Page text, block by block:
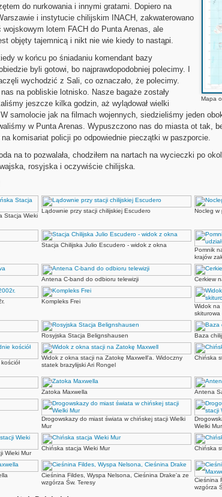
Mapa
do nurkowania i innymi gratami. Dopiero na
i instytucie chilijskim INACH, zakwaterowano
lotem FACH do Punta Arenas, ale
objęty tajemnicą i nikt nie wie kiedy to nastąpi.
w końcu po śniadaniu komendant bazy
byli gotowi, bo najprawdopodobniej polecimy. I
wychodzić z Sali, co oznaczało, że polecimy.
na pobliskie lotnisko. Nasze bagaże zostały
jeszcze kilka godzin, aż wylądował wielki
samolocie jak na filmach wojennych, siedzieliśmy jeden
w Punta Arenas. Wypuszczono nas do miasta ot tak,
komisariat policji po odpowiednie pieczątki w paszporcie.
na to pozwalała, chodziłem na nartach na wycieczki po
rosyjska i oczywiście chilijska.
Stacja Wieki
Lądownie przy stacji chilijskiej Escudero Nocleg w
Stacja Chilijska Julio Escudero - widok z okna
Pomnik
krajów
Antena C-band do odbioru telewizji Cerkiew
Kompleks Frei
Widok na
skiturowa
Rosyjska Stacja Belignshausen Baza
Widok z okna stacji na Zatokę Maxwell'a. Widoczny
statek brazylijski Ari Rongel
Chińska
Zatoka Maxwella Antena
Drogowskazy do miast świata w chińskej stacji Wielki
Mur
Wielki Mur
Wieki Mur
Chińska stacja Wieki Mur Chińska
Cieśnina Fildes, Wyspa Nelsona, Cieśnina Drake'a ze
wzgórza Św. Teresy
Cieśnina
wzgórza